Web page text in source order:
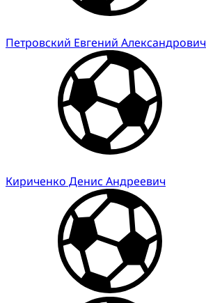
Петровский Евгений Александрович
Кириченко Денис Андреевич